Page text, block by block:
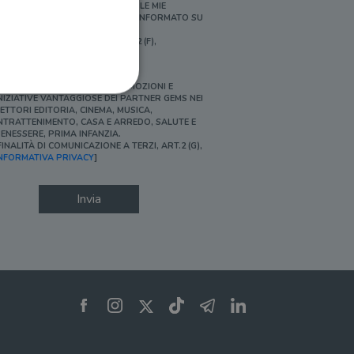
PERSONALIZZATE E IN LINEA CON LE MIE
ABITUDINI DI ACQUISTO, ESSERE INFORMATO SU
[FINALITÀ DI PROFILAZIONE, ART.2 (F),
SÌ, DESIDERO ACCEDERE A PROMOZIONI E
VANTAGGIOSE DEI PARTNER GEMS NEI
EDITORIA, CINEMA, MUSICA,
CASA E ARREDO, SALUTE E
PRIMA INFANZIA.
DI COMUNICAZIONE A TERZI, ART.2 (G),
PRIVACY]
Invia
dell'account. Il sito
per il dominio corrente.